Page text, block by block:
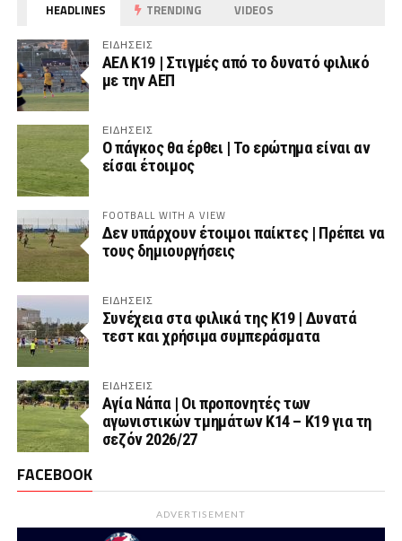
HEADLINES TRENDING VIDEOS
ΕΙΔΗΣΕΙΣ
ΑΕΛ Κ19 | Στιγμές από το δυνατό φιλικό
με την ΑΕΠ
ΕΙΔΗΣΕΙΣ
Ο πάγκος θα έρθει | Το ερώτημα είναι αν
είσαι έτοιμος
FOOTBALL WITH A VIEW
Δεν υπάρχουν έτοιμοι παίκτες | Πρέπει να
τους δημιουργήσεις
ΕΙΔΗΣΕΙΣ
Συνέχεια στα φιλικά της Κ19 | Δυνατά
τεστ και χρήσιμα συμπεράσματα
ΕΙΔΗΣΕΙΣ
Αγία Νάπα | Οι προπονητές των
αγωνιστικών τμημάτων Κ14 – Κ19 για τη
σεζόν 2026/27
FACEBOOK
ADVERTISEMENT